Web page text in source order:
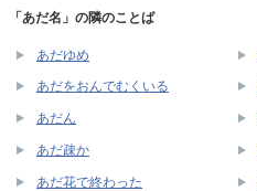
「あだ名」の隣のことば
あだゆめ
あだをおんでむくいる
あだん
あだ疎か
あだ花で終わった